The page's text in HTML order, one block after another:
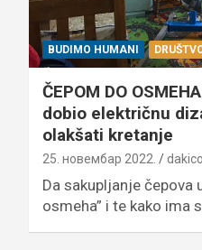
BUDIMO HUMANI
ČEPOM DO
dobio električnu
olakšati kretanje
25. новембар 2022.
Da sakupljanje čepova
osmeha” i te kako ima